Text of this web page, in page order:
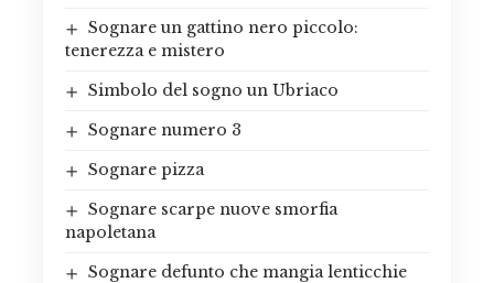
Sognare un gattino nero piccolo:
tenerezza e mistero
Simbolo del sogno un Ubriaco
Sognare numero 3
Sognare pizza
Sognare scarpe nuove smorfia
napoletana
Sognare defunto che mangia lenticchie